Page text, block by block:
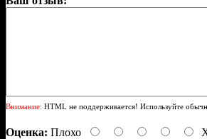
Внимание: HTML не поддерживается! Используйте
Оценка: Плохо